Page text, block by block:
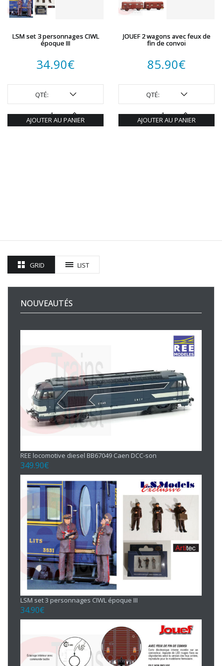
LSM set 3 personnages CIWL
époque III
34.90€
QTÉ:
AJOUTER AU PANIER
JOUEF 2 wagons avec feux de
fin de convoi
85.90€
QTÉ:
AJOUTER AU PANIER
GRID LIST
NOUVEAUTÉS
REE locomotive diesel BB67049 Caen DCC-son
349.90€
LSM set 3 personnages CIWL époque III
34.90€